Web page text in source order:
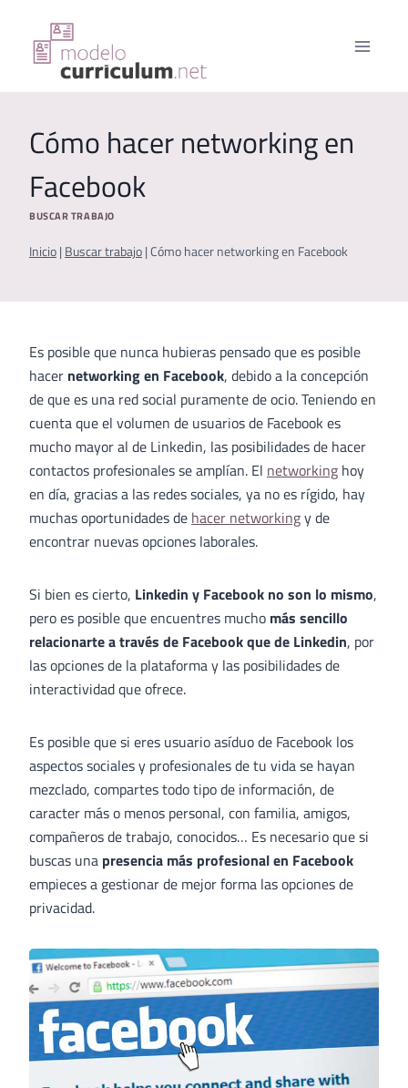
contenido
Cómo hacer networking en
Facebook
BUSCAR TRABAJO
Inicio | Buscar trabajo | Cómo hacer networking en Facebook
Es posible que nunca hubieras pensado que es posible
hacer networking en Facebook, debido a la concepción
de que es una red social puramente de ocio. Teniendo en
cuenta que el volumen de usuarios de Facebook es
mucho mayor al de Linkedin, las posibilidades de hacer
contactos profesionales se amplían. El networking hoy
en día, gracias a las redes sociales, ya no es rígido, hay
muchas oportunidades de hacer networkingy de
encontrar nuevas opciones laborales.
Si bien es cierto, Linkedin y Facebook no son lo mismo,
pero es posible que encuentres mucho más sencillo
relacionarte a través de Facebook que de Linkedin, por
las opciones de la plataforma y las posibilidades de
interactividad que ofrece.
Es posible que si eres usuario asíduo de Facebook los
aspectos sociales y profesionales de tu vida se hayan
mezclado, compartes todo tipo de información, de
caracter más o menos personal, con familia, amigos,
compañeros de trabajo, conocidos… Es necesario que si
buscas una presencia más profesional en Facebook
empieces a gestionar de mejor forma las opciones de
privacidad.